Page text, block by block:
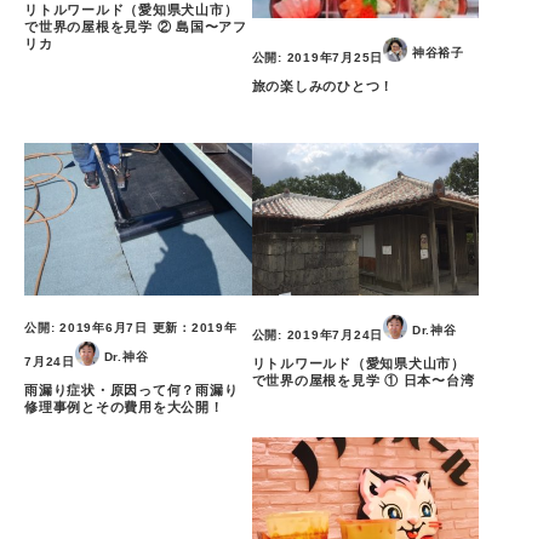
リトルワールド（愛知県犬山市）
で世界の屋根を見学 ② 島国〜アフ
リカ
公開: 2019年7月25日 神谷裕子
旅の楽しみのひとつ！
公開: 2019年6月7日 更新： 2019年
7月24日 Dr.神谷
雨漏り症状・原因って何？雨漏り
修理事例とその費用を大公開！
公開: 2019年7月24日 Dr.神谷
リトルワールド（愛知県犬山市）
で世界の屋根を見学 ① 日本〜台湾